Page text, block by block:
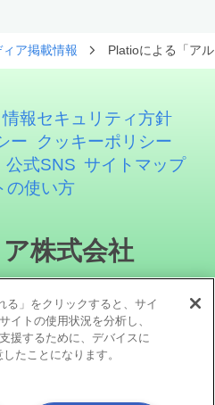
ィア掲載情報 Platioによる「ア
情報セキュリティ方針
ー
クッキーポリシー
公式SNS サイトマップ
の使い方
株式会社
る」をクリックすると、サイ
イトの使用状況を分析し、
援するために、デバイスに
たことになります。